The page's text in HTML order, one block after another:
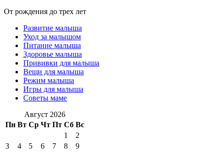
От рождения до трех лет
Развитие малыша
Уход за малышом
Питание малыша
Здоровье малыша
Прививки для малыша
Вещи для малыша
Режим малыша
Игры для малыша
Советы маме
Август 2026
Пн Вт Ср Чт Пт Сб Вс
1
2
3
4 5 6 7 8 9